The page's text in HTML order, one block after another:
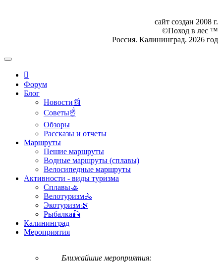
сайт создан 2008 г.
©Поход в лес ™
Россия. Калининград. 2026 год
Форум
Блог
Новости📰
Советы☝
Обзоры
Рассказы и отчеты
Маршруты
Пешие маршруты
Водные маршруты (сплавы)
Велосипедные маршруты
Активности - виды туризма
Сплавы🚣
Велотуризм🚴
Экотуризм🌿
Рыбалка🎣
Калининград
Мероприятия
Ближайшие мероприятия: